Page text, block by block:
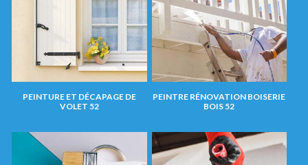
PEINTURE ET DÉCAPAGE DE
VOLET 52
PEINTRE RÉNOVATION BOISERIE
BOIS 52